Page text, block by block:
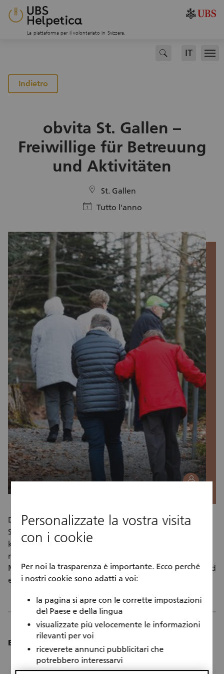
La piattaforma per il volontariato in Svizzera.
search IT
Indietroalla pagina dei progetti
obvita St. Gallen –
Freiwillige für Betreuung
und Aktivitäten
location St. Gallen
calendar Tutto l'anno
social
Die Bewohnerinnen und Bewohner werden beim
Spaziergang in der näheren Umgebung begleitet. Sie
knüpfen neue soziale Kontakte und es ergeben sich
neue Themen zum Diskutieren. Sie lernen betagte
Menschen kennen, erweitern Ihre Sozialkompetenz und
erfahren was die älteren Meschen so bewegt.
Einsatzdauer:
2 bis 2.5 Std wöchentlich, 2x monatlich oder nach
Vereinbarung
Personalizzate la vostra visita
con i cookie
Per noi la trasparenza è importante. Ecco perché
i nostri cookie sono adatti a voi:
la pagina si apre con le corrette impostazioni
del Paese e della lingua
visualizzate più velocemente le informazioni
rilevanti per voi
riceverete annunci pubblicitari che
potrebbero interessarvi